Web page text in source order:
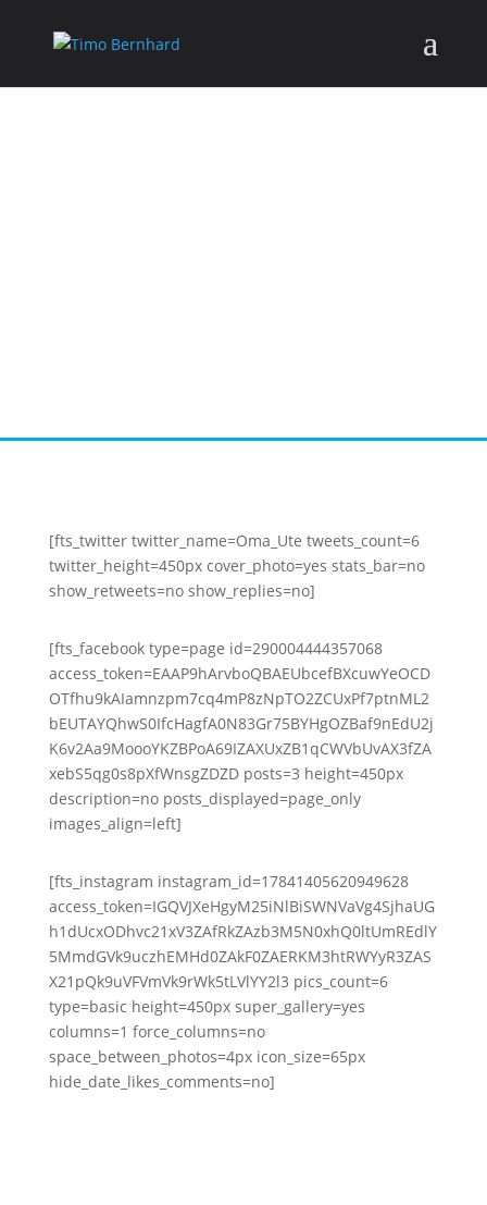
[fts_twitter twitter_name=Oma_Ute tweets_count=6
twitter_height=450px cover_photo=yes stats_bar=no
show_retweets=no show_replies=no]
[fts_facebook type=page id=290004444357068
access_token=EAAP9hArvboQBAEUbcefBXcuwYeOCD
OTfhu9kAIamnzpm7cq4mP8zNpTO2ZCUxPf7ptnML2
bEUTAYQhwS0IfcHagfA0N83Gr75BYHgOZBaf9nEdU2j
K6v2Aa9MoooYKZBPoA69IZAXUxZB1qCWVbUvAX3fZA
xebS5qg0s8pXfWnsgZDZD posts=3 height=450px
description=no posts_displayed=page_only
images_align=left]
[fts_instagram instagram_id=17841405620949628
access_token=IGQVJXeHgyM25iNlBiSWNVaVg4SjhaUG
h1dUcxODhvc21xV3ZAfRkZAzb3M5N0xhQ0ltUmREdlY
5MmdGVk9uczhEMHd0ZAkF0ZAERKM3htRWYyR3ZAS
X21pQk9uVFVmVk9rWk5tLVlYY2l3 pics_count=6
type=basic height=450px super_gallery=yes
columns=1 force_columns=no
space_between_photos=4px icon_size=65px
hide_date_likes_comments=no]